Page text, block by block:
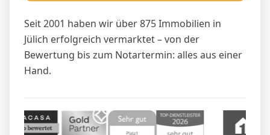
Seit 2001 haben wir über 875 Immobilien in
Jülich erfolgreich vermarktet – von der
Bewertung bis zum Notartermin: alles aus einer
Hand.